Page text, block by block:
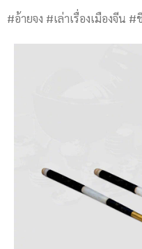
#อ้ายจง #เล่าเรื่องเมืองจีน